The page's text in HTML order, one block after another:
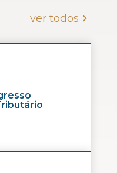
ver todos